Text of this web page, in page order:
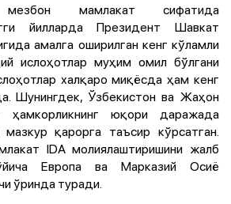
мезбон мамлакат сифатида
йилларда Президент Шавкат
амалга оширилган кенг кўламли
ислоҳотлар муҳим омил бўлгани
халқаро миқёсда ҳам кенг
Шунингдек, Ўзбекистон ва Жаҳон
ҳамкорликнинг юқори даражада
қарорга таъсир кўрсатган.
IDA молиялаштиришини жалб
Европа ва Марказий Осиё
ўринда туради.